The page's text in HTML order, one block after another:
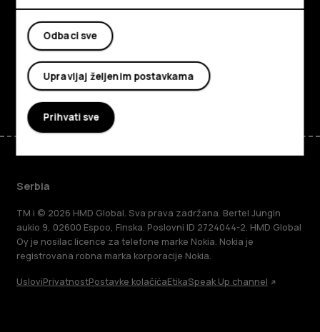
Planet and people
Podrška
FacebookInstagram
TiktokYoutubeLinkedinDiscord
Serbia
TM i © 2026 HMD Global. Sva prava zadržana. Bertel Jungin
aukio 9, 02600 Espoo, Finska. Poslovni ID 2724044-2. HMD Global
Oy je nosilac licence za telefone marke Nokia. Nokia je
registrovana robna marka korporacije Nokia.
UsloviPrivatnostPostavke kolačićaEtikaSpeak Up channel
Odbaci sve
Upravljaj željenim postavkama
Prihvati sve